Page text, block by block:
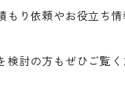
り依頼やお役立ち
検討の方もぜひご覧